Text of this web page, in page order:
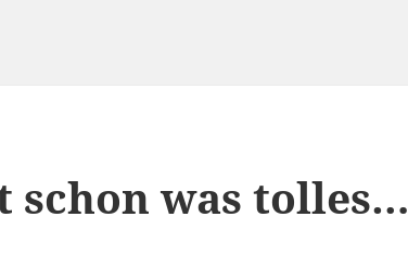
schon was tolles…